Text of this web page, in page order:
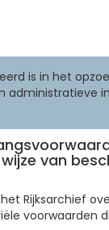
is in het
administratieve
van
Rijksarchief
voorwaarden